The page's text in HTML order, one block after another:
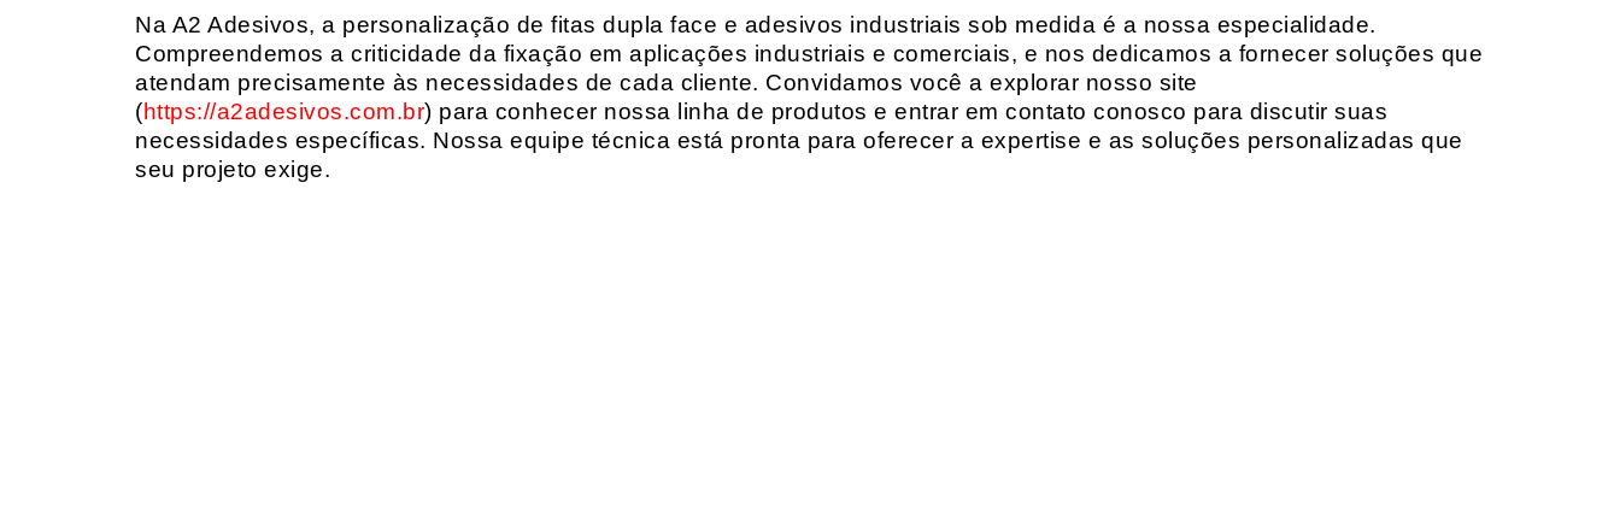
Na A2 Adesivos, a personalização de fitas dupla face e adesivos industriais sob medida é a nossa especialidade.
Compreendemos a criticidade da fixação em aplicações industriais e comerciais, e nos dedicamos a fornecer soluções que
atendam precisamente às necessidades de cada cliente. Convidamos você a explorar nosso site
(https://a2adesivos.com.br) para conhecer nossa linha de produtos e entrar em contato conosco para discutir suas
necessidades específicas. Nossa equipe técnica está pronta para oferecer a expertise e as soluções personalizadas que
seu projeto exige.